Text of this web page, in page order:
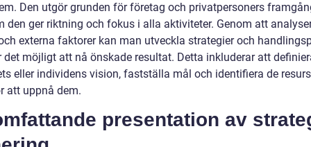
Den utgör grunden för företag och privatpersoners
den ger riktning och fokus i alla aktiviteter. Genom att
externa faktorer kan man utveckla strategier och
det möjligt att nå önskade resultat. Detta inkluderar att
eller individens vision, fastställa mål och identifiera de
att uppnå dem.
presentation av